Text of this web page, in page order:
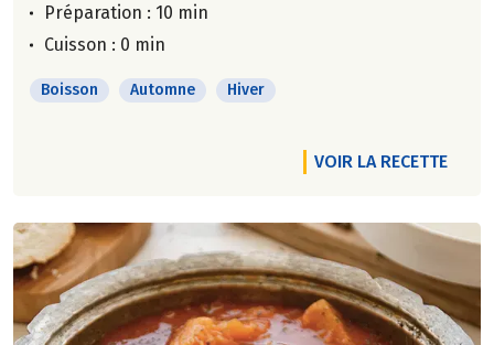
Préparation : 10 min
Cuisson : 0 min
Boisson Automne Hiver
VOIR LA RECETTE